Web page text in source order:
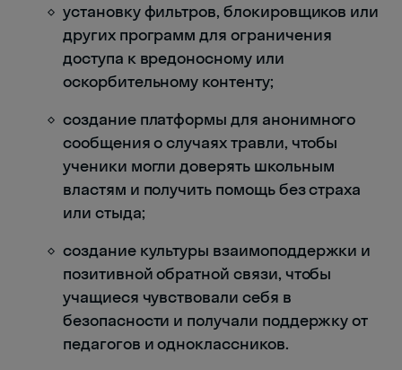
установку фильтров, блокировщиков или
других программ для ограничения
доступа к вредоносному или
оскорбительному контенту;
создание платформы для анонимного
сообщения о случаях травли, чтобы
ученики могли доверять школьным
властям и получить помощь без страха
или стыда;
создание культуры взаимоподдержки и
позитивной обратной связи, чтобы
учащиеся чувствовали себя в
безопасности и получали поддержку от
педагогов и одноклассников.